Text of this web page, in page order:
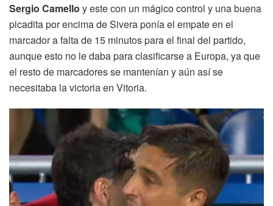
Sergio Camello y este con un mágico control y una buena
picadita por encima de Sivera ponía el empate en el
marcador a falta de 15 minutos para el final del partido,
aunque esto no le daba para clasificarse a Europa, ya que
el resto de marcadores se mantenían y aún así se
necesitaba la victoria en Vitoria.